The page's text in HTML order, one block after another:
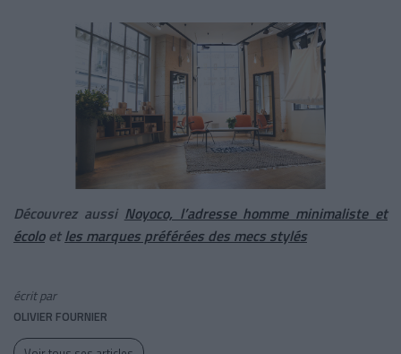
Découvrez aussi Noyoco, l’adresse homme minimaliste et
écoloetles marques préférées des mecs stylés
écrit par
OLIVIER FOURNIER